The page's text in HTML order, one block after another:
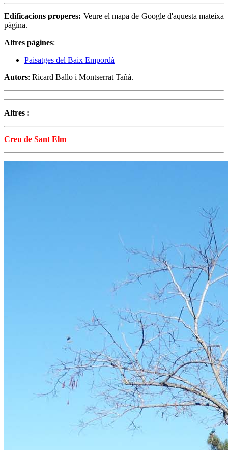
Edificacions properes: Veure el mapa de Google d'aquesta mateixa
pàgina.
Altres pàgines:
Paisatges del Baix Empordà
Autors: Ricard Ballo i Montserrat Tañá.
Altres :
Creu de Sant Elm